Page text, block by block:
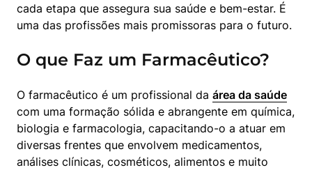
cada etapa que assegura sua saúde e bem-estar. É
uma das profissões mais promissoras para o futuro.
O que Faz um Farmacêutico?
O farmacêutico é um profissional da área da saúde
com uma formação sólida e abrangente em química,
biologia e farmacologia, capacitando-o a atuar em
diversas frentes que envolvem medicamentos,
análises clínicas, cosméticos, alimentos e muito